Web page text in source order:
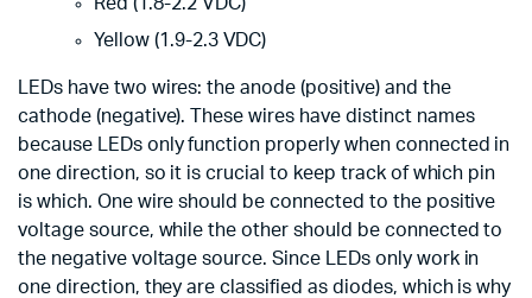
Yellow (1.9-2.3 VDC)
LEDs have two wires: the anode (positive) and the
cathode (negative). These wires have distinct names
because LEDs only function properly when connected in
one direction, so it is crucial to keep track of which pin
is which. One wire should be connected to the positive
voltage source, while the other should be connected to
the negative voltage source. Since LEDs only work in
one direction, they are classified as diodes, which is why